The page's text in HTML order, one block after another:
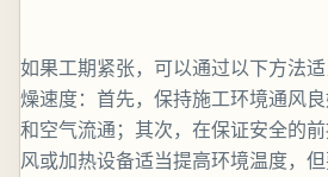
如果工期紧张，可以通过以下方法
燥速度：首先，保持施工环境通风
和空气流通；其次，在保证安全的
风或加热设备适当提高环境温度，